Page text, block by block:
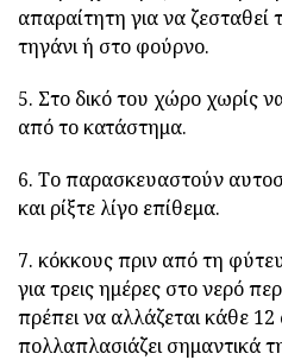
απαραίτητη για να ζεσταθεί
τηγάνι ή στο φούρνο.
5. Στο δικό του χώρο χωρίς
από το κατάστημα.
6. Το παρασκευαστούν
και ρίξτε λίγο επίθεμα.
7. κόκκους πριν από τη
για τρεις ημέρες στο νερό
πρέπει να αλλάζεται κάθε
πολλαπλασιάζει σημαντικά